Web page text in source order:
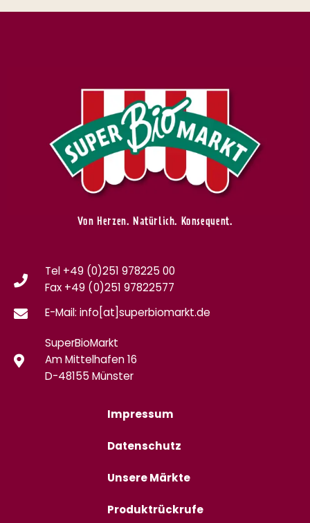
Von Herzen. Natürlich. Konsequent.
Tel +49 (0)251 978225 00
Fax +49 (0)251 97822577
E-Mail: info[at]superbiomarkt.de
SuperBioMarkt
Am Mittelhafen 16
D-48155 Münster
Impressum
Datenschutz
Unsere Märkte
Produktrückrufe